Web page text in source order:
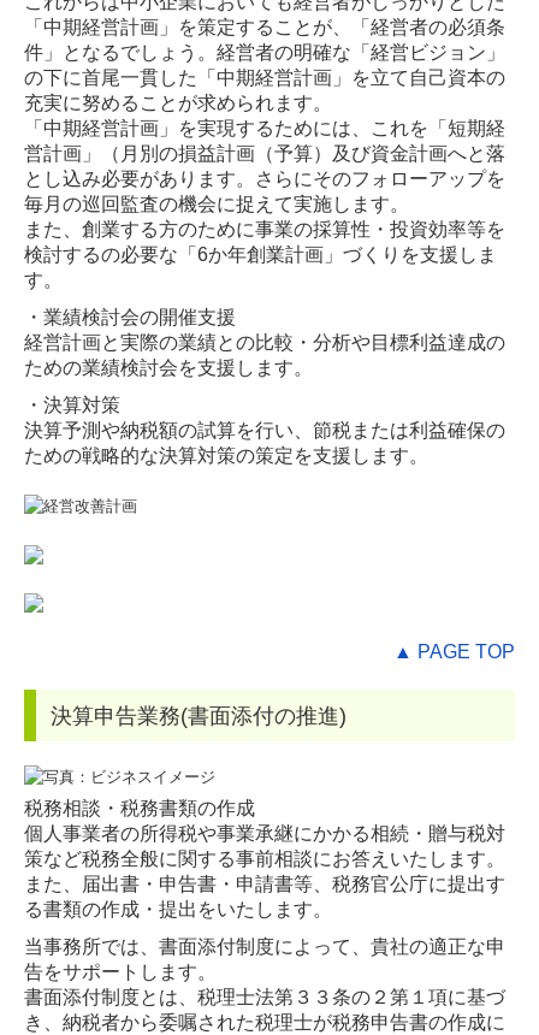
「中期経営計画」を策定することが、「経営者の必須条
件」となるでしょう。経営者の明確な「経営ビジョン」
の下に首尾一貫した「中期経営計画」を立て自己資本の
充実に努めることが求められます。
「中期経営計画」を実現するためには、これを「短期経
営計画」（月別の損益計画（予算）及び資金計画へと落
とし込み必要があります。さらにそのフォローアップを
毎月の巡回監査の機会に捉えて実施します。
また、創業する方のために事業の採算性・投資効率等を
検討するの必要な「6か年創業計画」づくりを支援しま
す。
・業績検討会の開催支援
経営計画と実際の業績との比較・分析や目標利益達成の
ための業績検討会を支援します。
・決算対策
決算予測や納税額の試算を行い、節税または利益確保の
ための戦略的な決算対策の策定を支援します。
▲ PAGE TOP
決算申告業務(書面添付の推進)
税務相談・税務書類の作成
個人事業者の所得税や事業承継にかかる相続・贈与税対
策など税務全般に関する事前相談にお答えいたします。
また、届出書・申告書・申請書等、税務官公庁に提出す
る書類の作成・提出をいたします。
当事務所では、書面添付制度によって、貴社の適正な申
告をサポートします。
書面添付制度とは、税理士法第３３条の２第１項に基づ
き、納税者から委嘱された税理士が税務申告書の作成に